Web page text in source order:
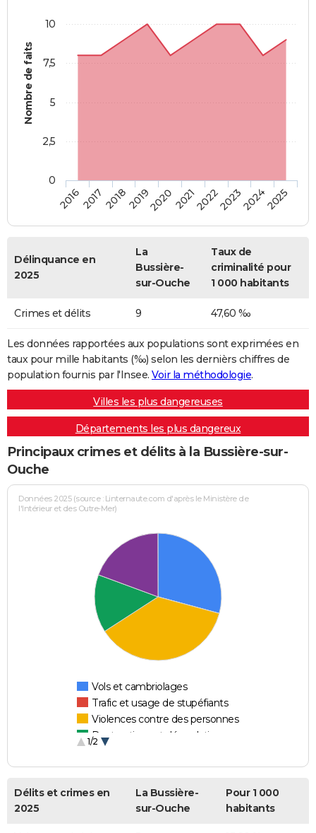
Nombre de faits
2016201720182019202020212022202320242025
0
2,5
5
7,5
10
Délinquance en
2025
La
Bussière-
sur-Ouche
Taux de
criminalité pour
1 000 habitants
Crimes et délits 9 47,60 ‰
Les données rapportées aux populations sont exprimées en
taux pour mille habitants (‰) selon les dernièrs chiffres de
population fournis par l'Insee. Voir la méthodologie.
Villes les plus dangereuses
Départements les plus dangereux
Principaux crimes et délits à la Bussière-sur-
Ouche
Données 2025 (source : Linternaute.com d'après le Ministère de
l'Intérieur et des Outre-Mer)
Vols et cambriolages
Trafic et usage de stupéfiants
Violences contre des personnes
Destructions et dégradations
1/2
Délits et crimes en
2025
La Bussière-
sur-Ouche
Pour 1 000
habitants